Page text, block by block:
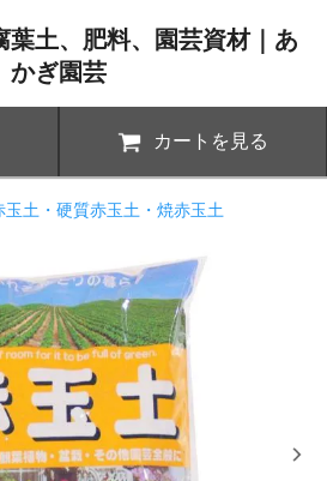
葉土、肥料、園芸資材｜あ
かぎ園芸
カートを見る
玉土・硬質赤玉土・焼赤玉土